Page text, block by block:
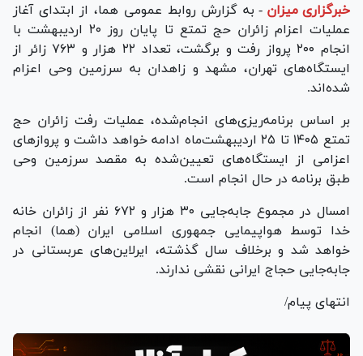
خبرگزاری میزان - به گزارش روابط عمومی هما، از ابتدای آغاز
عملیات اعزام زائران حج تمتع تا پایان روز ۲۰ اردیبهشت با
انجام ۲۰۰ پرواز رفت و برگشت، تعداد ۲۲ هزار و ۷۶۳ زائر از
ایستگاه‌های تهران، مشهد و زاهدان به سرزمین وحی اعزام
شده‌اند.
بر اساس برنامه‌ریزی‌های انجام‌شده، عملیات رفت زائران حج
تمتع ۱۴۰۵ تا ۲۵ اردیبهشت‌ماه ادامه خواهد داشت و پرواز‌های
اعزامی از ایستگاه‌های تعیین‌شده به مقصد سرزمین وحی
طبق برنامه در حال انجام است.
امسال در مجموع جابه‌جایی ۳۰ هزار و ۶۷۲ نفر از زائران خانه
خدا توسط هواپیمایی جمهوری اسلامی ایران (هما) انجام
خواهد شد و برخلاف سال گذشته، ایرلاین‌های عربستانی در
جابه‌جایی حجاج ایرانی نقشی ندارند.
انتهای پیام/